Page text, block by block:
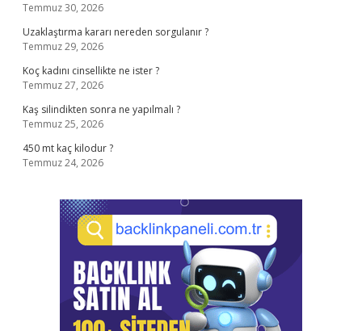
Temmuz 30, 2026
Uzaklaştırma kararı nereden sorgulanır ?
Temmuz 29, 2026
Koç kadını cinsellikte ne ister ?
Temmuz 27, 2026
Kaş silindikten sonra ne yapılmalı ?
Temmuz 25, 2026
450 mt kaç kilodur ?
Temmuz 24, 2026